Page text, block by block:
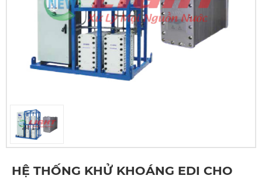
HỆ THỐNG KHỬ KHOÁNG EDI CHO